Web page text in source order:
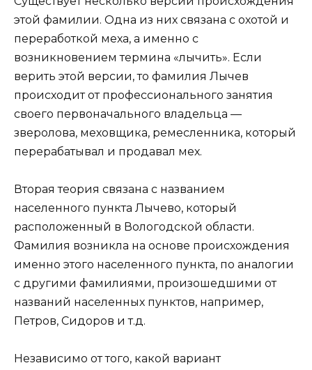
этой фамилии. Одна из них связана с охотой и
переработкой меха, а именно с
возникновением термина «лычить». Если
верить этой версии, то фамилия Лычев
происходит от профессионального занятия
своего первоначального владельца —
зверолова, меховщика, ремесленника, который
перерабатывал и продавал мех.
Вторая теория связана с названием
населенного пункта Лычево, который
расположенный в Вологодской области.
Фамилия возникла на основе происхождения
именно этого населенного пункта, по аналогии
с другими фамилиями, произошедшими от
названий населенных пунктов, например,
Петров, Сидоров и т.д.
Независимо от того, какой вариант